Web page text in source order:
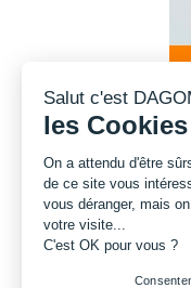
Salut c'est
les
On a attendu d'être
de ce site vous
vous déranger, mais
votre visite...
C'est OK pour vous ?